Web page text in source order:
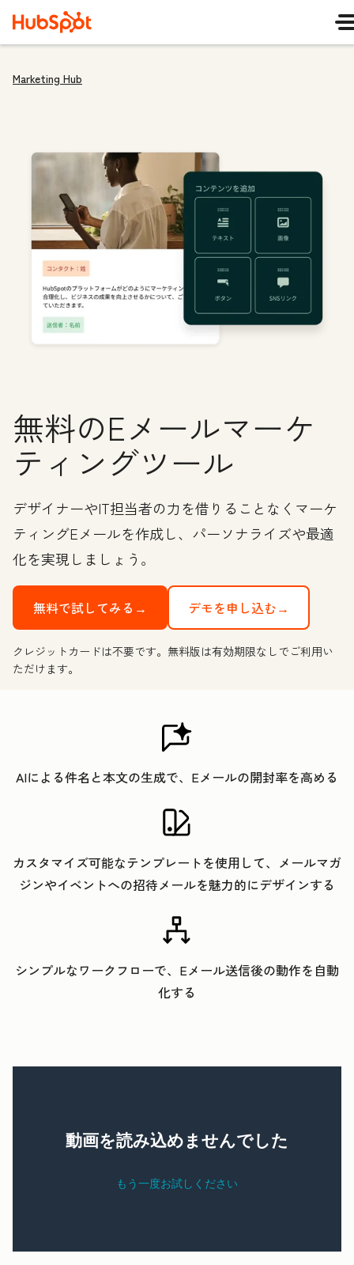
Marketing Hub
無料のEメールマーケ
ティングツール
デザイナーやIT担当者の力を借りることなくマーケ
ティングEメールを作成し、パーソナライズや最適
化を実現しましょう。
無料で試してみる→ デモを申し込む→
クレジットカードは不要です。無料版は有効期限なしでご利用い
ただけます。
AIによる件名と本文の生成で、Eメールの開封率を高める
カスタマイズ可能なテンプレートを使用して、メールマガ
ジンやイベントへの招待メールを魅力的にデザインする
シンプルなワークフローで、Eメール送信後の動作を自動
化する